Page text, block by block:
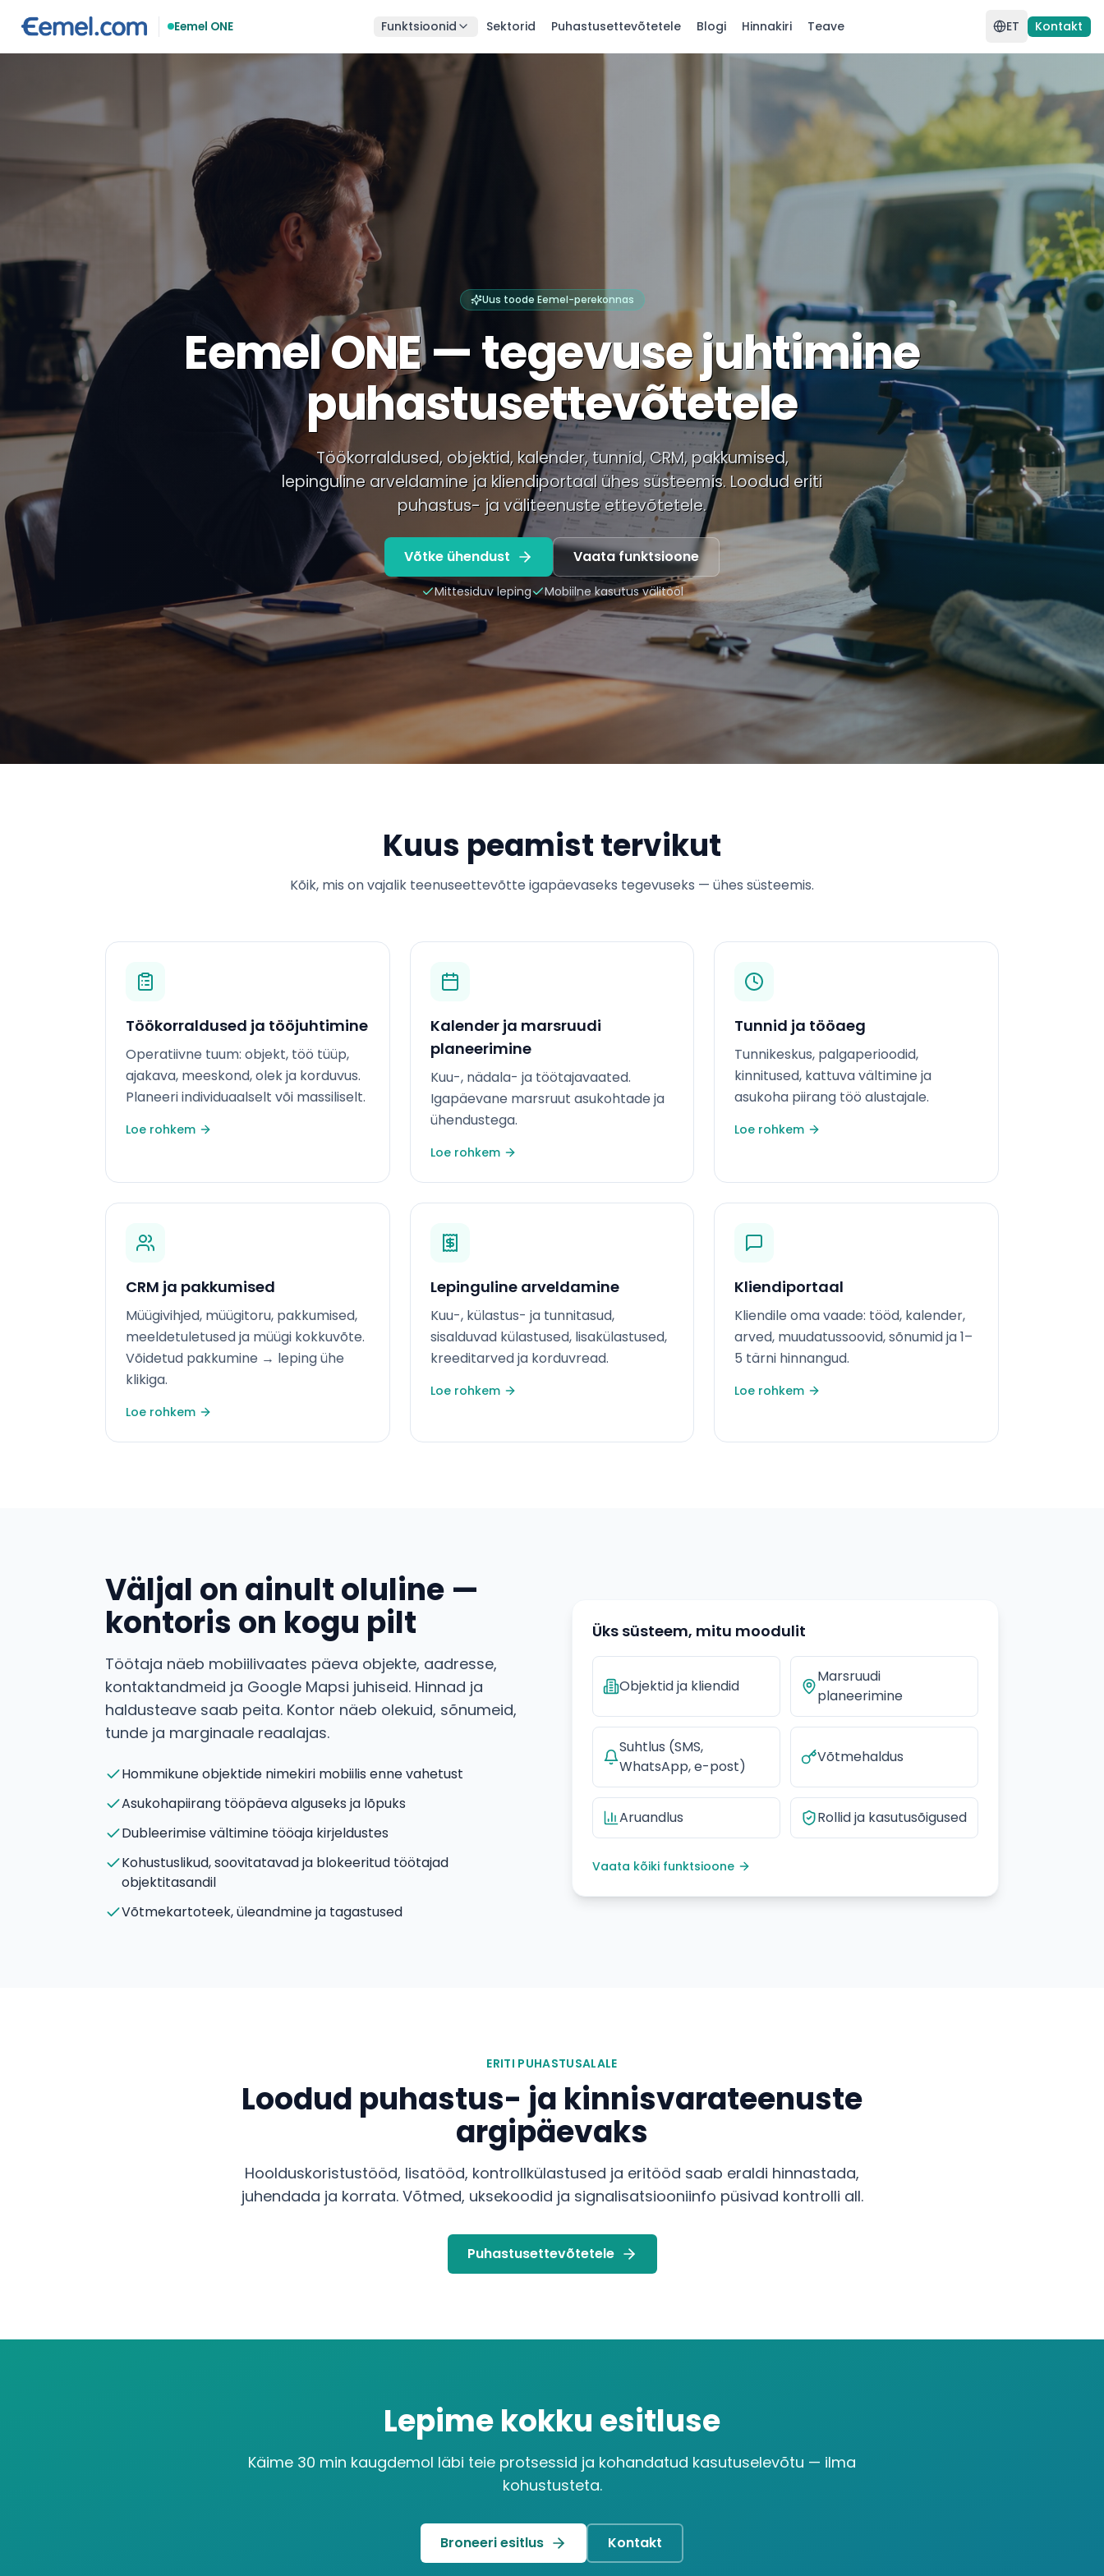
Eemel ONE Funktsioonid Sektorid Puhastusettevõtetele Blogi Hinnakiri Teave ET Kontakt
Uus toode Eemel-perekonnas
Eemel ONE — tegevuse juhtimine
puhastusettevõtetele
Töökorraldused, objektid, kalender, tunnid, CRM, pakkumised,
lepinguline arveldamine ja kliendiportaal ühes süsteemis. Loodud eriti
puhastus- ja väliteenuste ettevõtetele.
Võtke ühendust Vaata funktsioone
Mittesiduv leping Mobiilne kasutus välitööl
Kuus peamist tervikut
Kõik, mis on vajalik teenuseettevõtte igapäevaseks tegevuseks — ühes süsteemis.
Töökorraldused ja tööjuhtimine
Operatiivne tuum: objekt, töö tüüp,
ajakava, meeskond, olek ja korduvus.
Planeeri individuaalselt või massiliselt.
Loe rohkem
Kalender ja marsruudi
planeerimine
Kuu-, nädala- ja töötajavaated.
Igapäevane marsruut asukohtade ja
ühendustega.
Loe rohkem
Tunnid ja tööaeg
Tunnikeskus, palgaperioodid,
kinnitused, kattuva vältimine ja
asukoha piirang töö alustajale.
Loe rohkem
CRM ja pakkumised
Müügivihjed, müügitoru, pakkumised,
meeldetuletused ja müügi kokkuvõte.
Võidetud pakkumine → leping ühe
klikiga.
Loe rohkem
Lepinguline arveldamine
Kuu-, külastus- ja tunnitasud,
sisalduvad külastused, lisakülastused,
kreeditarved ja korduvread.
Loe rohkem
Kliendiportaal
Kliendile oma vaade: tööd, kalender,
arved, muudatussoovid, sõnumid ja 1–
5 tärni hinnangud.
Loe rohkem
Väljal on ainult oluline —
kontoris on kogu pilt
Töötaja näeb mobiilivaates päeva objekte, aadresse,
kontaktandmeid ja Google Mapsi juhiseid. Hinnad ja
haldusteave saab peita. Kontor näeb olekuid, sõnumeid,
tunde ja marginaale reaalajas.
Hommikune objektide nimekiri mobiilis enne vahetust
Asukohapiirang tööpäeva alguseks ja lõpuks
Dubleerimise vältimine tööaja kirjeldustes
Kohustuslikud, soovitatavad ja blokeeritud töötajad
objektitasandil
Võtmekartoteek, üleandmine ja tagastused
Üks süsteem, mitu moodulit
Objektid ja kliendid
Marsruudi
planeerimine
Suhtlus (SMS,
WhatsApp, e-post)
Võtmehaldus
Aruandlus Rollid ja kasutusõigused
Vaata kõiki funktsioone
ERITI PUHASTUSALALE
Loodud puhastus- ja kinnisvarateenuste
argipäevaks
Hoolduskoristustööd, lisatööd, kontrollkülastused ja eritööd saab eraldi hinnastada,
juhendada ja korrata. Võtmed, uksekoodid ja signalisatsiooniinfo püsivad kontrolli all.
Puhastusettevõtetele
Lepime kokku esitluse
Käime 30 min kaugdemol läbi teie protsessid ja kohandatud kasutuselevõtu — ilma
kohustusteta.
Broneeri esitlus Kontakt